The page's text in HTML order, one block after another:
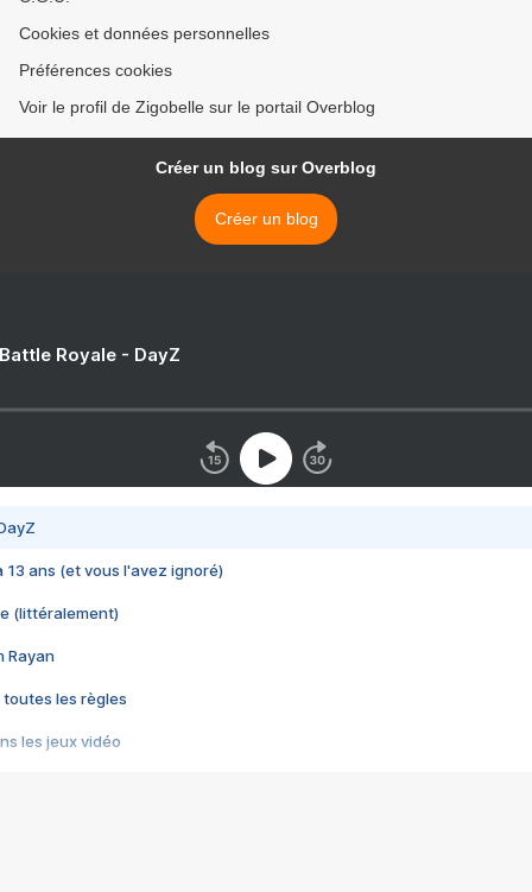
Cookies et données personnelles
Préférences cookies
Voir le profil de Zigobelle sur le portail Overblog
Créer un blog sur Overblog
Créer un blog
Royale - DayZ
13 ans (et vous l'avez ignoré)
(littéralement)
Rayan
toutes les règles
les jeux vidéo